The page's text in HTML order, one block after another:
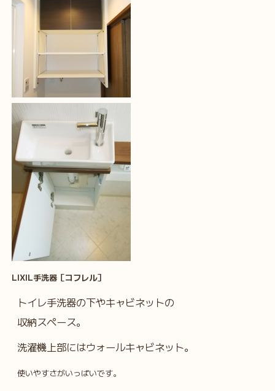
LIXIL手洗器［コフレル］
トイレ手洗器の下やキャビネットの
収納スペース。
洗濯機上部にはウォールキャビネット。
使いやすさがいっぱいです。